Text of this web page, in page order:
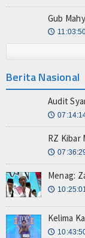
Gub
🕔
Berita Nasional
Audit
🕔
RZ Kibar
🕔
Menag:
🕔
Kelima
🕔